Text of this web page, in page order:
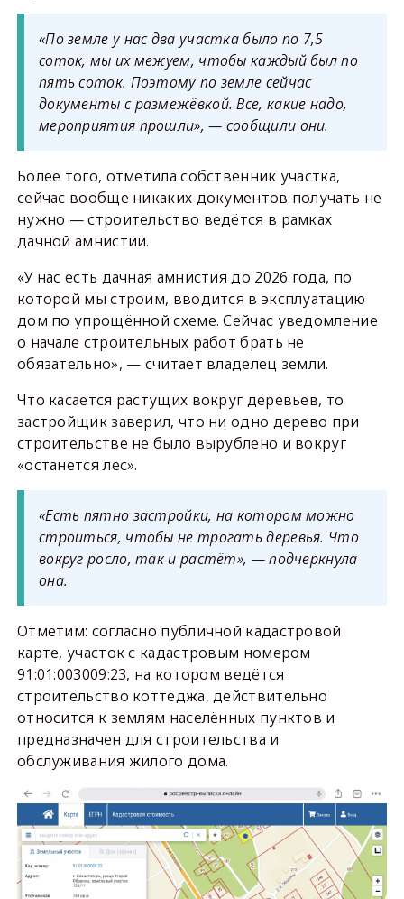
«По земле у нас два участка было по 7,5
соток, мы их межуем, чтобы каждый был по
пять соток. Поэтому по земле сейчас
документы с размежёвкой. Все, какие надо,
мероприятия прошли», — сообщили они.
Более того, отметила собственник участка,
сейчас вообще никаких документов получать не
нужно — строительство ведётся в рамках
дачной амнистии.
«У нас есть дачная амнистия до 2026 года, по
которой мы строим, вводится в эксплуатацию
дом по упрощённой схеме. Сейчас уведомление
о начале строительных работ брать не
обязательно», — считает владелец земли.
Что касается растущих вокруг деревьев, то
застройщик заверил, что ни одно дерево при
строительстве не было вырублено и вокруг
«останется лес».
«Есть пятно застройки, на котором можно
строиться, чтобы не трогать деревья. Что
вокруг росло, так и растёт», — подчеркнула
она.
Отметим: согласно публичной кадастровой
карте, участок с кадастровым номером
91:01:003009:23, на котором ведётся
строительство коттеджа, действительно
относится к землям населённых пунктов и
предназначен для строительства и
обслуживания жилого дома.